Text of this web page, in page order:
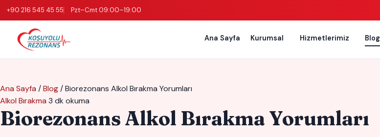
+90 216 545 45 55 Pzt–Cmt 09:00–19:00
Ana Sayfa Kurumsal Hizmetlerimiz Blog
Ana Sayfa /Blog/Biorezonans Alkol Bırakma Yorumları
Alkol Bırakma 3 dk okuma
Biorezonans Alkol Bırakma Yorumları